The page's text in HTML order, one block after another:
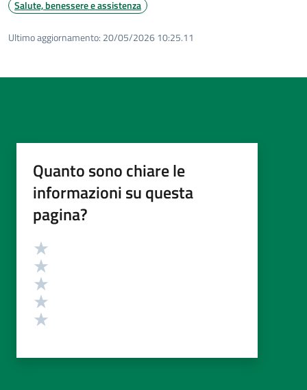
Salute, benessere e assistenza
Ultimo aggiornamento: 20/05/2026 10:25.11
Quanto sono chiare le
informazioni su questa
pagina?
Valutazione